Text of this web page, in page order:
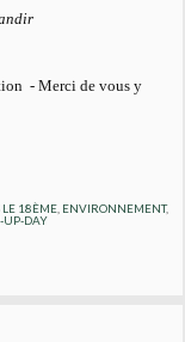
-Merci de vous y
LE 18ÈME, ENVIRONNEMENT,
UP-DAY